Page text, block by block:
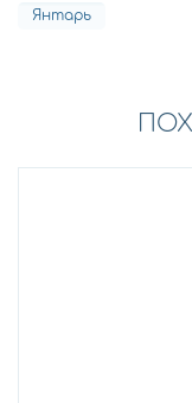
Янтарь